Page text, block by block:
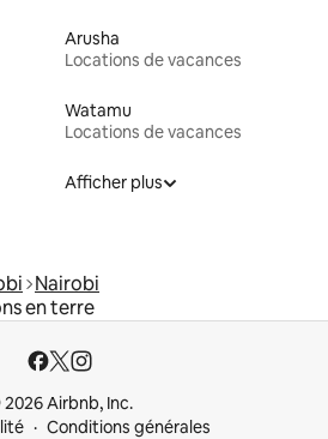
Arusha
Locations de vacances
Watamu
Locations de vacances
Afficher plus
Nairobi
en terre
Airbnb, Inc.
Conditions générales